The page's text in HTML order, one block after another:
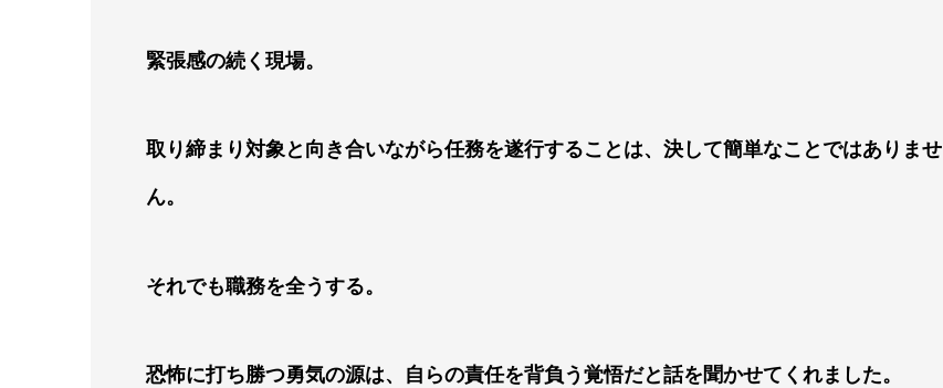
緊張感の続く現場。
取り締まり対象と向き合いながら任務を遂行することは、決して簡単なことではありませ
ん。
それでも職務を全うする。
恐怖に打ち勝つ勇気の源は、自らの責任を背負う覚悟だと話を聞かせてくれました。